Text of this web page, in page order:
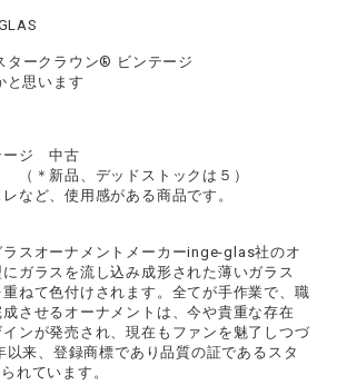
タークラウン® ビンテージ
と思います
ージ 中古
＊新品、デッドストックは５）
など、使用感がある商品です。
ラスオーナメントメーカーinge-glas社のオ
ガラスを流し込み成形された薄いガラス
ねて色付けされます。全てが手作業で、職
させるオーナメントは、今や貴重な存在
ンが発売され、現在もファンを魅了しつづ
以来、登録商標であり品質の証であるスタ
れています。